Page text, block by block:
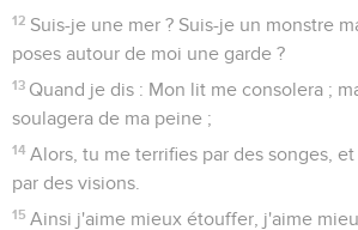
12 Suis-je une mer ? Suis-je un monstre
poses autour de moi une garde ?
13 Quand je dis : Mon lit me consolera ;
soulagera de ma peine ;
14 Alors, tu me terrifies par des songes,
par des visions.
15 Ainsi j'aime mieux étouffer, j'aime